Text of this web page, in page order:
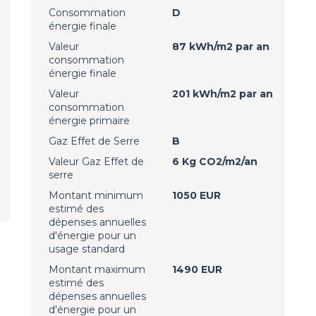
Consommation
énergie finale
D
Valeur
consommation
énergie finale
87 kWh/m2 par an
Valeur
consommation
énergie primaire
201 kWh/m2 par an
Gaz Effet de Serre
B
Valeur Gaz Effet de
serre
6 Kg CO2/m2/an
Montant minimum
estimé des
dépenses annuelles
d'énergie pour un
usage standard
1050 EUR
Montant maximum
estimé des
dépenses annuelles
d'énergie pour un
1490 EUR